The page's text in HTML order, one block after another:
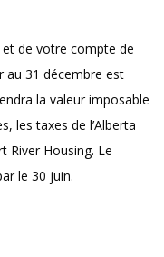
de votre compte de
au 31 décembre est
la valeur imposable
les taxes de l’Alberta
River Housing. Le
le 30 juin.